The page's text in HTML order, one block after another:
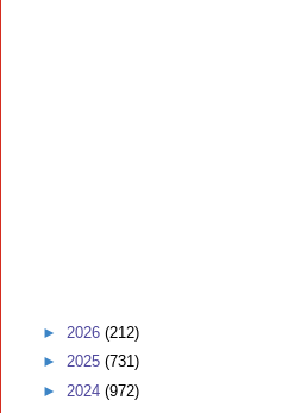
► 2026 (212)
► 2025 (731)
► 2024 (972)